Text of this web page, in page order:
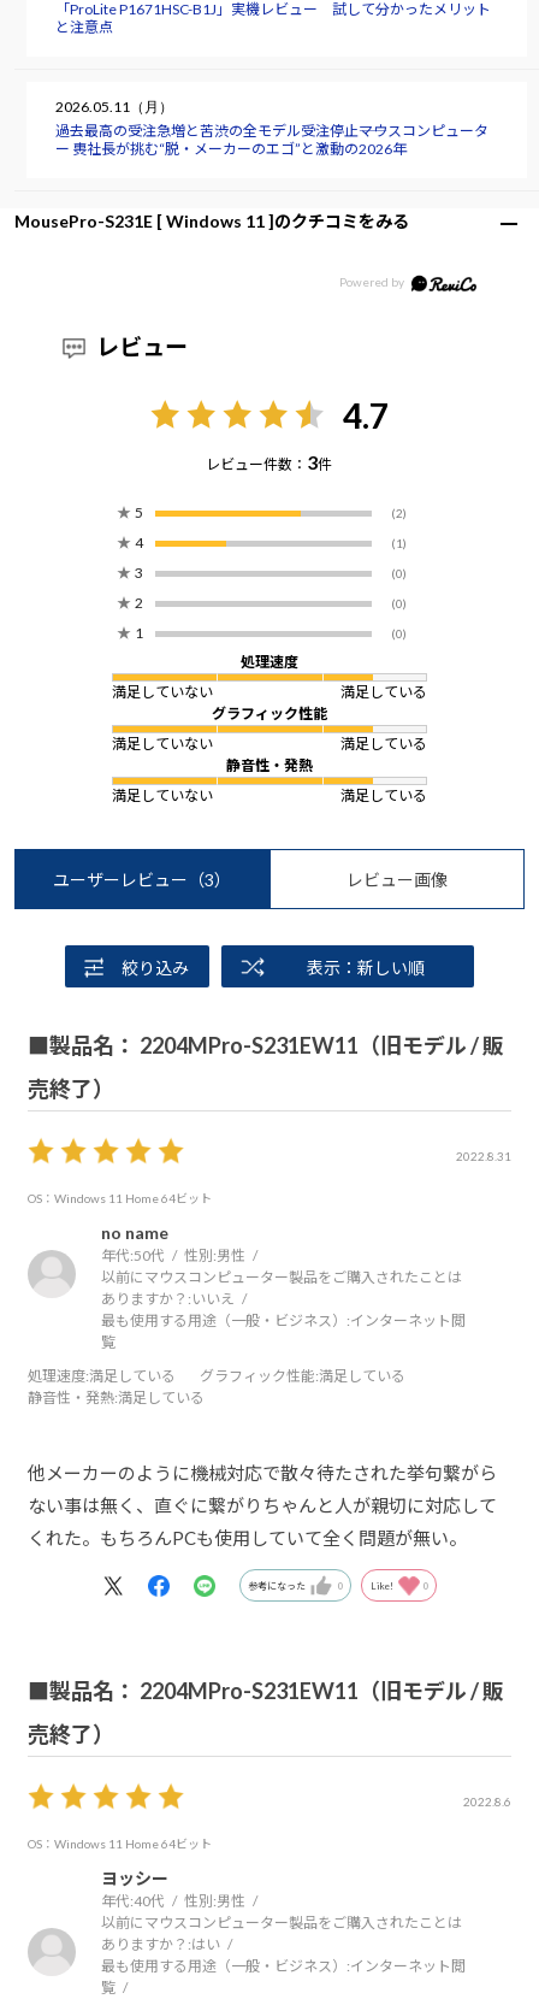
「ProLite P1671HSC-B1J」実機レビュー 試して分かったメリット
と注意点
2026.05.11（月）
過去最高の受注急増と苦渋の全モデル受注停止――マウスコンピュータ
ー 軣社長が挑む“脱・メーカーのエゴ”と激動の2026年
MousePro-S231E [ Windows 11 ]のクチコミをみる
レビュー
4.7
レビュー件数： 3件
★ 5 (2)
★ 4 (1)
★ 3 (0)
★ 2 (0)
★ 1 (0)
処理速度
満足していない
満足している
グラフィック性能
満足していない
満足している
静音性・発熱
満足していない
満足している
ユーザーレビュー （3） レビュー画像
絞り込み 表示：新しい順
■製品名： 2204MPro-S231EW11（旧モデル / 販
売終了）
2022.8.31
OS：Windows 11 Home 64ビット
no name
年代:50代 性別:男性
以前にマウスコンピューター製品をご購入されたことは
ありますか？: いいえ
最も使用する用途（一般・ビジネス）:インターネット閲
覧
処理速度:満足している グラフィック性能:満足している
静音性・発熱:満足している
他メーカーのように機械対応で散々待たされた挙句繋がら
ない事は無く、直ぐに繋がりちゃんと人が親切に対応して
くれた。もちろんPCも使用していて全く問題が無い。
参考になった 0 Like! 0
■製品名： 2204MPro-S231EW11（旧モデル / 販
売終了）
2022.8.6
OS：Windows 11 Home 64ビット
ヨッシー
年代:40代 性別:男性
以前にマウスコンピューター製品をご購入されたことは
ありますか？:はい
最も使用する用途（一般・ビジネス）:インターネット閲
覧